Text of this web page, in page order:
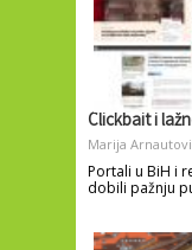
Clickbait i
Marija
Portali u BiH i
dobili pažnju